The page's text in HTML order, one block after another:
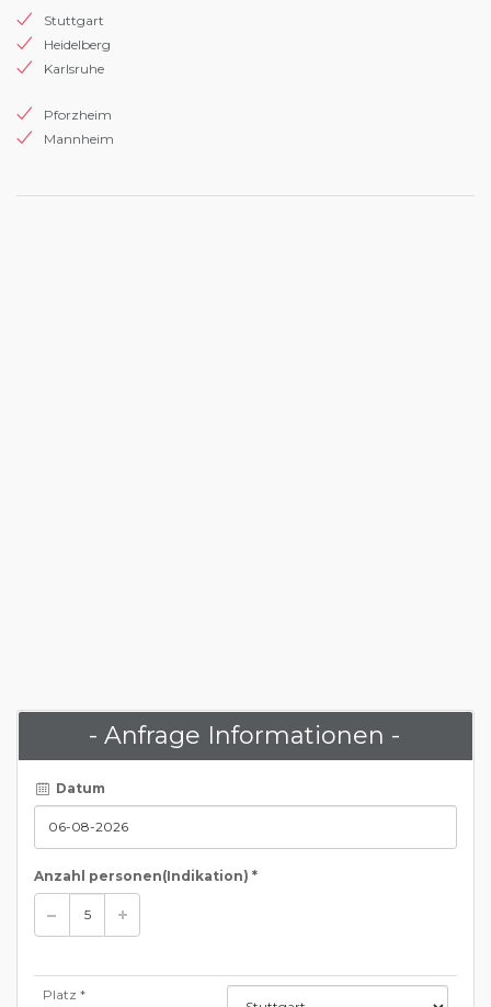
Stuttgart
Heidelberg
Karlsruhe
Pforzheim
Mannheim
- Anfrage Informationen -
Datum
Anzahl personen(Indikation) *
Platz *